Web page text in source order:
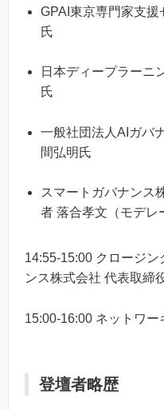
GPAI東京専門家支
氏
日本ディープラーニ
氏
一般社団法人AIガバ
間弘明氏
スマートガバナンス
者 落合孝文（モデレ
14:55-15:00 クロージ
ンス株式会社 代表取締
15:00-16:00 ネットワー
登壇者略歴